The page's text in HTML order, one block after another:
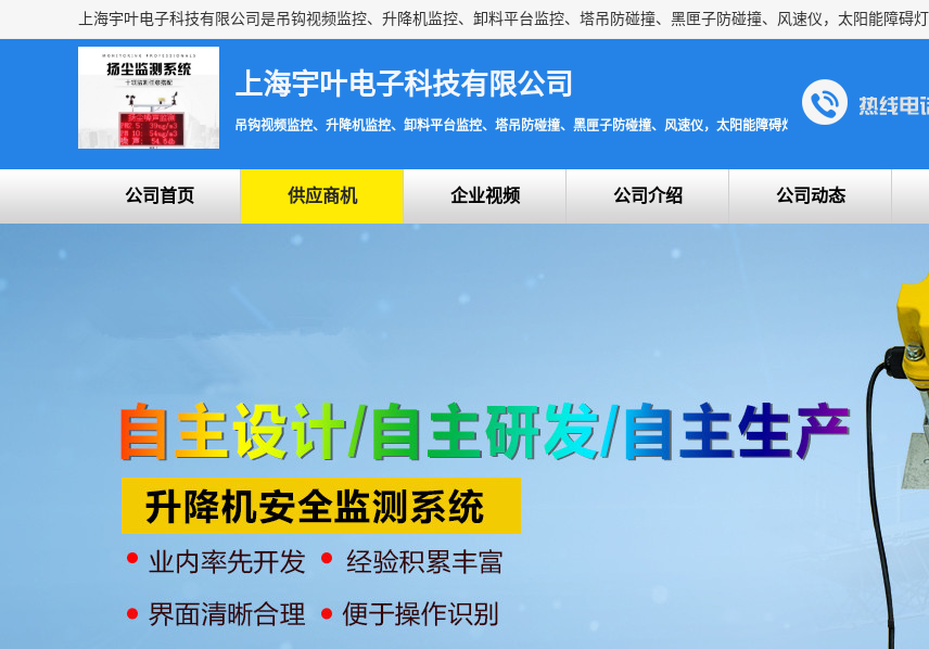
上海宇叶电子科技有限公司
吊钩视频监控、升降机监控、卸料平台监控、塔吊防碰撞、黑匣子防碰撞、风速仪，太阳能障碍灯安全提示灯
公司首页 供应商机 企业视频 公司介绍 公司动态